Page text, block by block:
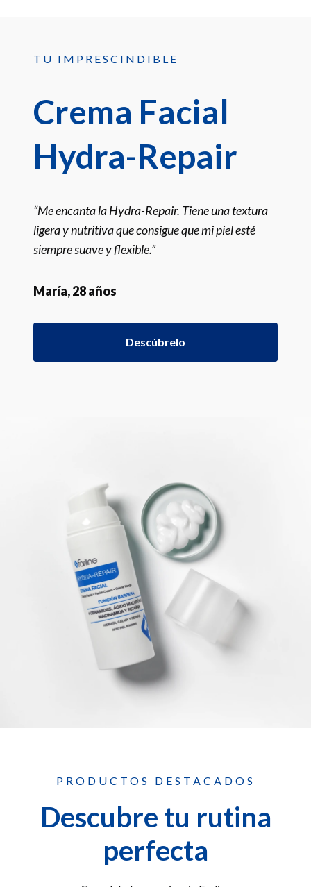
TU IMPRESCINDIBLE
Crema Facial
Hydra-Repair
“Me encanta la Hydra-Repair. Tiene una textura
ligera y nutritiva que consigue que mi piel esté
siempre suave y flexible.”
María, 28 años
Descúbrelo
PRODUCTOS DESTACADOS
Descubre tu rutina
perfecta